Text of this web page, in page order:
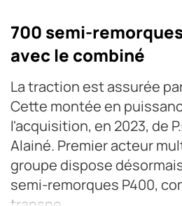
700 semi-
avec le combiné
La traction est assurée
Cette montée en
l'acquisition, en 2023, de
Alainé. Premier acteur
groupe dispose
semi-remorques P400,